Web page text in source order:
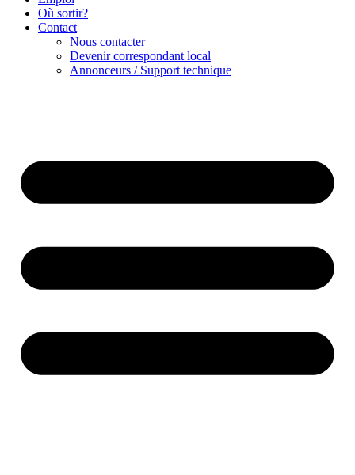
Où sortir?
Contact
Nous contacter
Devenir correspondant local
Annonceurs / Support technique